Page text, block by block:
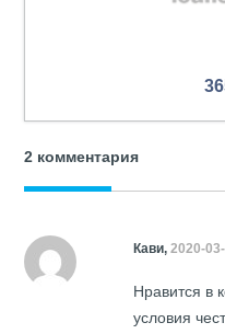
2 комментария
Кави,2020-
Нравится в
условия